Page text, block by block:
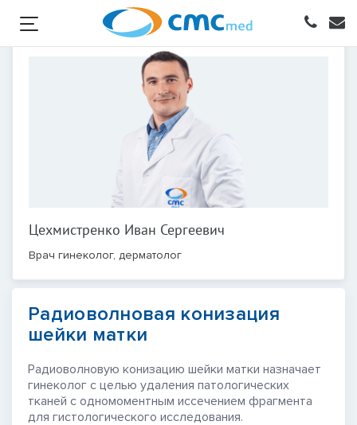
Цехмистренко Иван Сергеевич
Врач гинеколог, дерматолог
Радиоволновая конизация
шейки матки
Радиоволновую конизацию шейки матки назначает
гинеколог с целью удаления патологических
тканей с одномоментным иссечением фрагмента
для гистологического исследования.